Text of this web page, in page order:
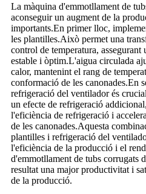
La màquina d'emmotllament de
aconseguir un augment de la
importants.En primer lloc,
les plantilles.Això permet una
control de temperatura,
estable i òptim.L'aigua circulada
calor, mantenint el rang de
conformació de les canonades.En
refrigeració del ventilador és
un efecte de refrigeració
l'eficiència de refrigeració i
de les canonades.Aquesta
plantilles i refrigeració del
l'eficiència de la producció i el
d'emmotllament de tubs corrugats
resultat una major productivitat i
de la producció.